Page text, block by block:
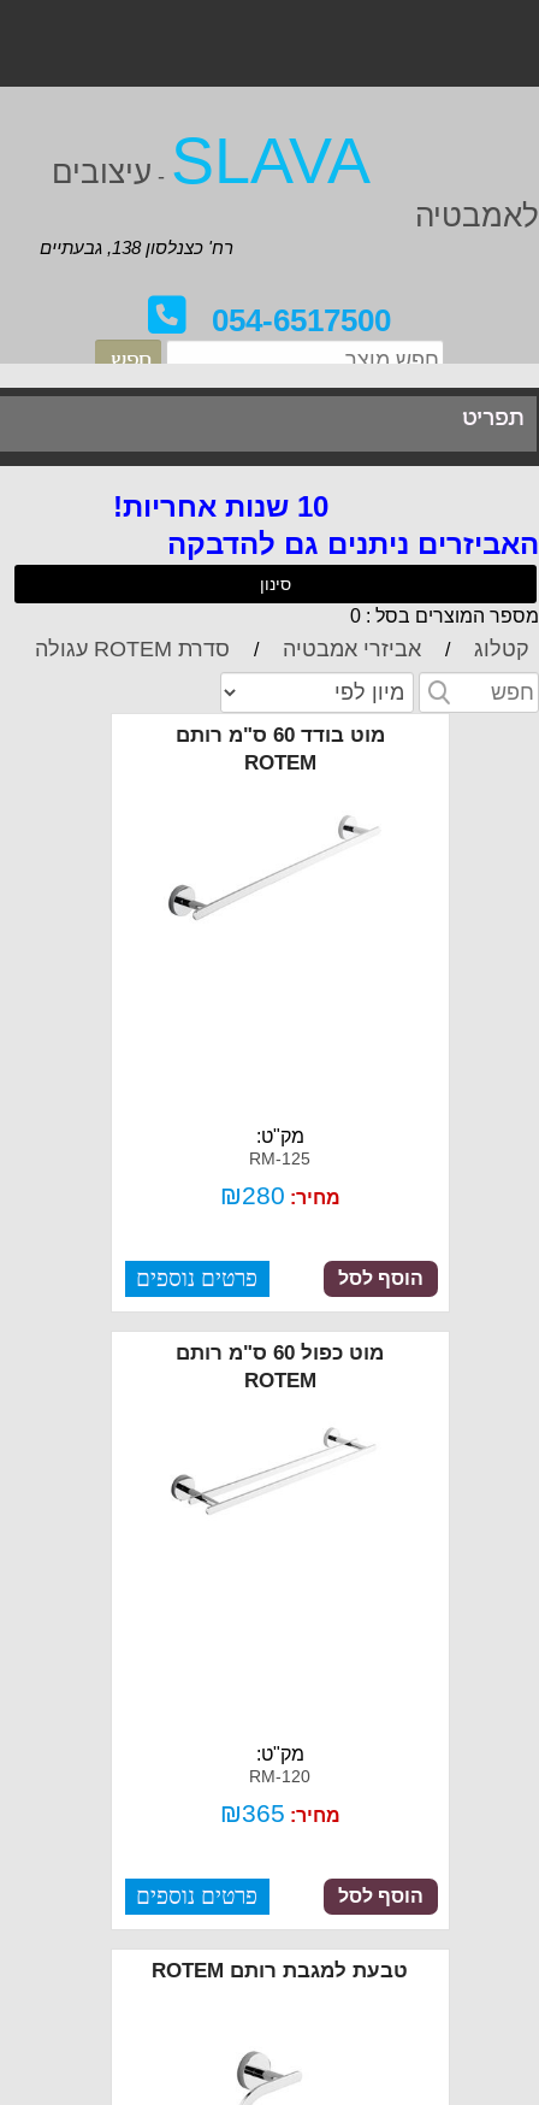
SLAVA
- עיצובים
רח' כצנלסון 138, גבעתיים
054-6517500
תפריט
10 שנות אחריות!
ניתנים גם להדבקה
סינון
המוצרים בסל : 0
קטלוג / אביזרי אמבטיה / סדרת ROTEM עגולה
מוט בודד 60 ס"מ רותם
ROTEM
מק"ט:
RM-125
מחיר: ₪280
פרטים נוספים הוסף לסל
מוט כפול 60 ס"מ רותם
ROTEM
מק"ט:
RM-120
מחיר: ₪365
פרטים נוספים הוסף לסל
טבעת למגבת רותם ROTEM